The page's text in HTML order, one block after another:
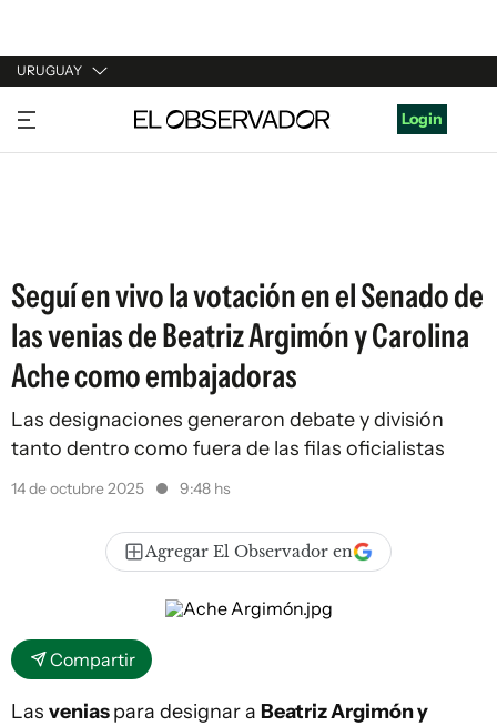
URUGUAY
URUGUAY
ARGENTINA
Login
Seguí en vivo la votación en el Senado de
las venias de Beatriz Argimón y Carolina
Ache como embajadoras
Las designaciones generaron debate y división
tanto dentro como fuera de las filas oficialistas
14 de octubre 2025 9:48 hs
Agregar El Observador en
Compartir
Las veniaspara designar a Beatriz Argimón y